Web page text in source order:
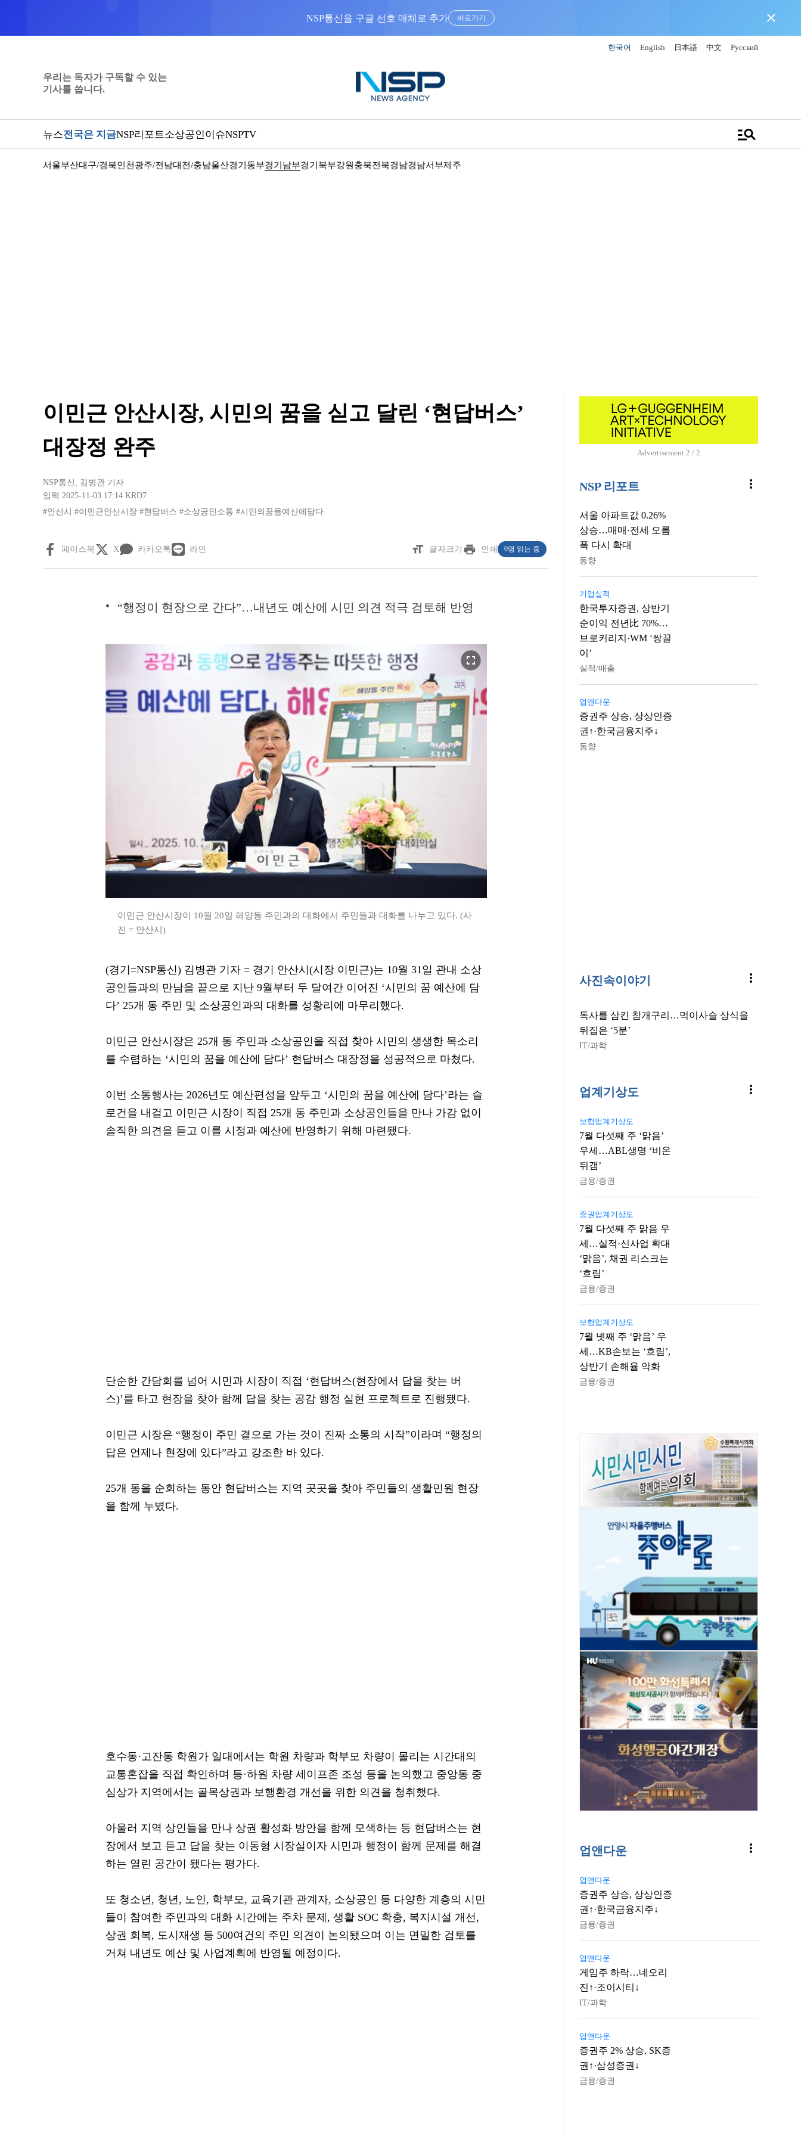
NSP통신을 구글 선호 매체로 추가 바로가기 close
한국어 English 日本語 中文 Русский
우리는 독자가 구독할 수 있는
기사를 씁니다.
뉴스전국은 지금NSP리포트소상공인이슈NSPTV manage_search
서울부산대구/경북인천 광주/전남대전/충남울산경기동부경기남부경기북부강원 충북전북경남경남서부제주
이민근 안산시장, 시민의 꿈을 싣고 달린 ‘현답버스’
대장정 완주
NSP통신 , 김병관 기자
입력 2025-11-03 17:14 KRD7
#안산시
#이민근안산시장 #현답버스 #소상공인소통 #시민의꿈을예산에담다
페이스북 X 카카오톡 라인 format_size 글자크기 print 인쇄 0명 읽는 중
“행정이 현장으로 간다”…내년도 예산에 시민 의견 적극 검토해 반영
fullscreen
이민근 안산시장이 10월 20일 해양동 주민과의 대화에서 주민들과 대화를 나누고 있다. (사
진 = 안산시)
(경기=NSP통신) 김병관 기자 = 경기 안산시(시장 이민근)는 10월 31일 관내 소상
공인들과의 만남을 끝으로 지난 9월부터 두 달여간 이어진 ‘시민의 꿈 예산에 담
다’ 25개 동 주민 및 소상공인과의 대화를 성황리에 마무리했다.
이민근 안산시장은 25개 동 주민과 소상공인을 직접 찾아 시민의 생생한 목소리
를 수렴하는 ‘시민의 꿈을 예산에 담다’ 현답버스 대장정을 성공적으로 마쳤다.
이번 소통행사는 2026년도 예산편성을 앞두고 ‘시민의 꿈을 예산에 담다’라는 슬
로건을 내걸고 이민근 시장이 직접 25개 동 주민과 소상공인들을 만나 가감 없이
솔직한 의견을 듣고 이를 시정과 예산에 반영하기 위해 마련됐다.
단순한 간담회를 넘어 시민과 시장이 직접 ‘현답버스(현장에서 답을 찾는 버
스)’를 타고 현장을 찾아 함께 답을 찾는 공감 행정 실현 프로젝트로 진행됐다.
이민근 시장은 “행정이 주민 곁으로 가는 것이 진짜 소통의 시작”이라며 “행정의
답은 언제나 현장에 있다”라고 강조한 바 있다.
25개 동을 순회하는 동안 현답버스는 지역 곳곳을 찾아 주민들의 생활민원 현장
을 함께 누볐다.
호수동·고잔동 학원가 일대에서는 학원 차량과 학부모 차량이 몰리는 시간대의
교통혼잡을 직접 확인하며 등·하원 차량 세이프존 조성 등을 논의했고 중앙동 중
심상가 지역에서는 골목상권과 보행환경 개선을 위한 의견을 청취했다.
아울러 지역 상인들을 만나 상권 활성화 방안을 함께 모색하는 등 현답버스는 현
장에서 보고 듣고 답을 찾는 이동형 시장실이자 시민과 행정이 함께 문제를 해결
하는 열린 공간이 됐다는 평가다.
또 청소년, 청년, 노인, 학부모, 교육기관 관계자, 소상공인 등 다양한 계층의 시민
들이 참여한 주민과의 대화 시간에는 주차 문제, 생활 SOC 확충, 복지시설 개선,
상권 회복, 도시재생 등 500여건의 주민 의견이 논의됐으며 이는 면밀한 검토를
거쳐 내년도 예산 및 사업계획에 반영될 예정이다.
Advertisement 1 / 2
NSP 리포트 more_vert
서울 아파트값 0.26%
상승…매매·전세 오름
폭 다시 확대
동향
기업실적
한국투자증권, 상반기
순이익 전년比 70%…
브로커리지·WM ‘쌍끌
이’
실적/매출
업앤다운
증권주 상승, 상상인증
권↑·한국금융지주↓
동향
사진속이야기 more_vert
독사를 삼킨 참개구리…먹이사슬 상식을
뒤집은 ‘5분’
IT/과학
업계기상도 more_vert
보험업계기상도
7월 다섯째 주 ‘맑음’
우세…ABL생명 ‘비온
뒤갬’
금융/증권
증권업계기상도
7월 다섯째 주 맑음 우
세…실적·신사업 확대
‘맑음’, 채권 리스크는
‘흐림’
금융/증권
보험업계기상도
7월 넷째 주 ‘맑음’ 우
세…KB손보는 ‘흐림’,
상반기 손해율 악화
금융/증권
업앤다운 more_vert
업앤다운
증권주 상승, 상상인증
권↑·한국금융지주↓
금융/증권
업앤다운
게임주 하락…네오리
진↑·조이시티↓
IT/과학
업앤다운
증권주 2% 상승, SK증
권↑·삼성증권↓
금융/증권